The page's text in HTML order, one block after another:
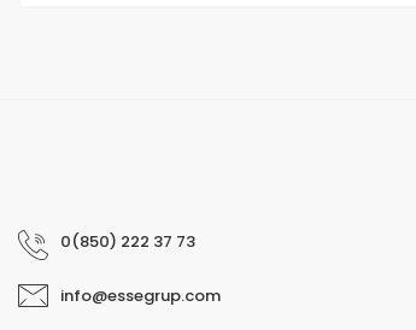
0(850) 222 37 73
info@essegrup.com